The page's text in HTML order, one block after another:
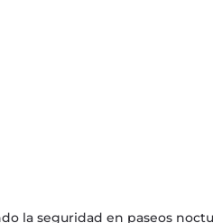
la seguridad en paseos